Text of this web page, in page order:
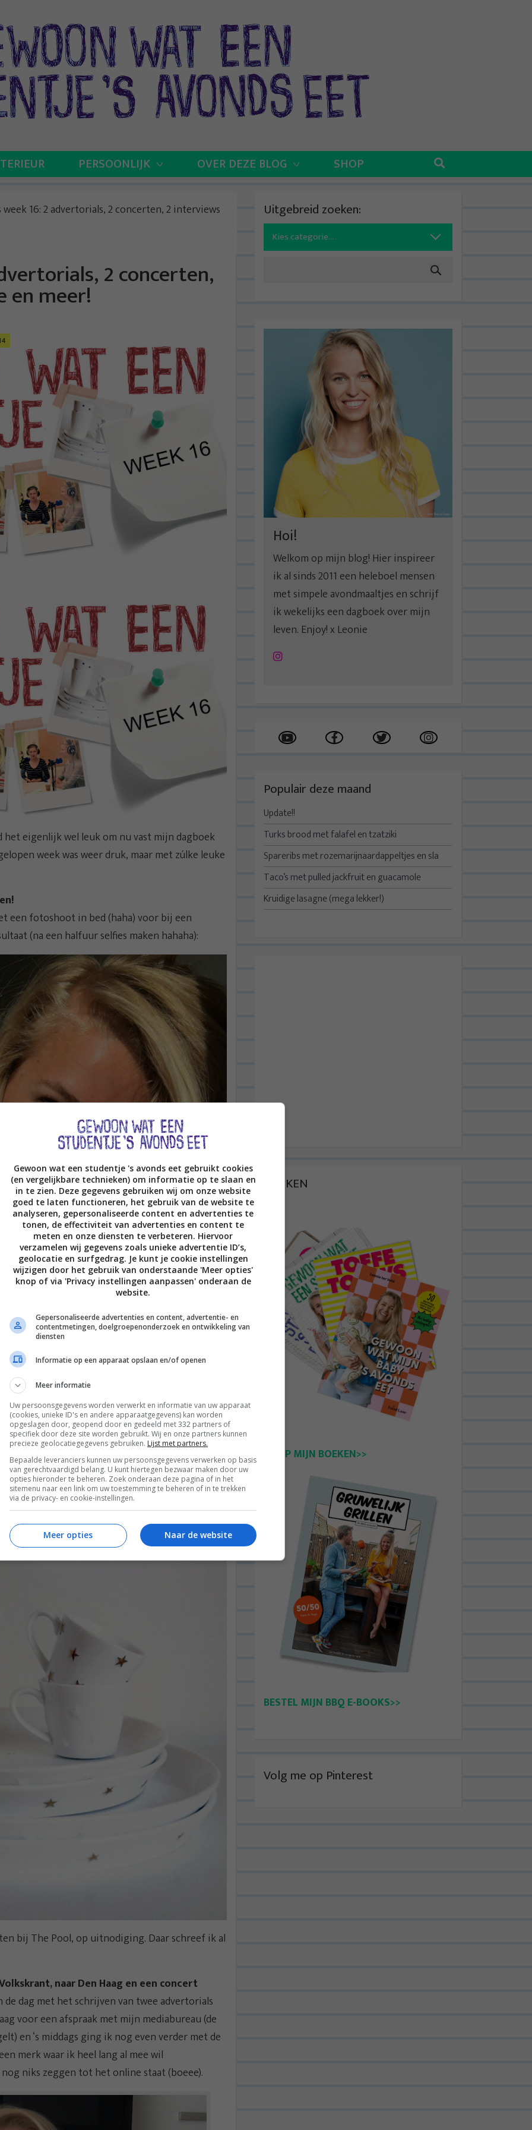
PERSOONLIJK OVER DEZE BLOG SHOP
week 16: 2 advertorials, 2 concerten, 2 interviews
2 concerten,
en meer!
het eigenlijk wel leuk om nu vast mijn dagboek
week was weer druk, maar met zúlke leuke
een fotoshoot in bed (haha) voor bij een
(na een halfuur selfies maken hahaha):
van mijn afgelopen week en gek genoeg ben ik
ging ik naar Zaandam voor een belangrijke
vertel ik later meer over.
van FAB; ze hebben een nieuwe lijn servies en
(#alleenmaarliefde) en ben echt heel erg blij er
bij The Pool, op uitnodiging. Daar schreef ik al
naar Den Haag en een concert
de dag met het schrijven van twee advertorials
voor een afspraak met mijn mediabureau (de
en ‘s middags ging ik nog even verder met de
merk waar ik heel lang al mee wil
niks zeggen tot het online staat (boeee).
Uitgebreid zoeken:
Search
for:
Hoi!
Welkom op mijn blog! Hier inspireer
ik al sinds 2011 een heleboel mensen
met simpele avondmaaltjes en schrijf
ik wekelijks een dagboek over mijn
leven. Enjoy! x Leonie
Instagram
Populair deze maand
Update!!
Turks brood met falafel en tzatziki
Spareribs met rozemarijnaardappeltjes en sla
Taco’s met pulled jackfruit en guacamole
Kruidige lasagne (mega lekker!)
BOEKEN
KOOP MIJN BOEKEN>>
BESTEL MIJN BBQ E-BOOKS>>
Volg me op Pinterest
Gewoon wat een studentje 's avonds eet gebruikt cookies
(en vergelijkbare technieken) om informatie op te slaan en
in te zien. Deze gegevens gebruiken wij om onze website
goed te laten functioneren, het gebruik van de website te
analyseren, gepersonaliseerde content en advertenties te
tonen, de effectiviteit van advertenties en content te
meten en onze diensten te verbeteren. Hiervoor
verzamelen wij gegevens zoals unieke advertentie ID’s,
geolocatie en surfgedrag. Je kunt je cookie instellingen
wijzigen door het gebruik van onderstaande 'Meer opties'
knop of via 'Privacy instellingen aanpassen' onderaan de
website.
Gepersonaliseerde advertenties en content, advertentie- en
contentmetingen, doelgroepenonderzoek en ontwikkeling van
diensten
Informatie op een apparaat opslaan en/of openen
Meer informatie
Uw persoonsgegevens worden verwerkt en informatie van uw apparaat
(cookies, unieke ID's en andere apparaatgegevens) kan worden
opgeslagen door, geopend door en gedeeld met 332 partners of
specifiek door deze site worden gebruikt. Wij en onze partners kunnen
precieze geolocatiegegevens gebruiken. Lijst met partners.
Bepaalde leveranciers kunnen uw persoonsgegevens verwerken op basis
van gerechtvaardigd belang. U kunt hiertegen bezwaar maken door uw
opties hieronder te beheren. Zoek onderaan deze pagina of in het
sitemenu naar een link om uw toestemming te beheren of in te trekken
via de privacy- en cookie-instellingen.
Naar de website
Meer opties